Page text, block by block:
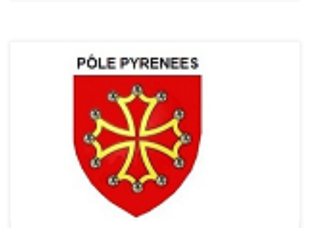
Bonjour à Tous La dernière journée de la Ligue M3
Pyrénées à Aureilhan a conclu les 5 journées de cette
compétition. L ‘équipe Prieto de Pamiers remporte cette
première ligue M3 et se qualifie directement pour le
Championnat de France qui auront lieu au Puy en Velay.
Les équipes Pic […]